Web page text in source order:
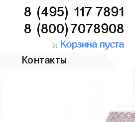
8 (495) 117 7891
8 (800)7078908
Корзина пуста
Контакты